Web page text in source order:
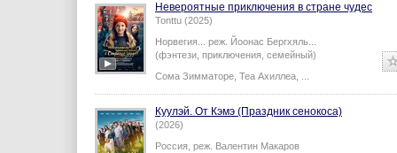
Невероятные приключения в стране чудес
Tonttu (2025)
Норвегия... реж. Йоонас Бергхяль
(фэнтези, приключения, семейный)
Сома Зимматоре Теа Ахиллеа
Куулэй. От Кэмэ (Праздник сенокоса)
(2026)
Россия, реж. Валентин Макаров